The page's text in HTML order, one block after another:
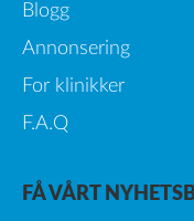
Blogg
Annonsering
For klinikker
F.A.Q
FÅ VÅRT